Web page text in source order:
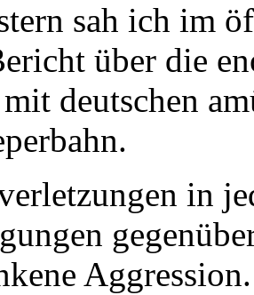
sah ich im
über die
deutschen
in
Aggression.